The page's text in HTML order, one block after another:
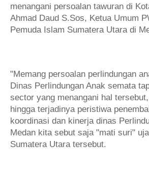
menangani persoalan tawuran di
Ahmad Daud S.Sos, Ketua Umum
Pemuda Islam Sumatera Utara di
"Memang persoalan perlindungan
Dinas Perlindungan Anak semata
sector yang menangani hal
hingga terjadinya peristiwa
koordinasi dan kinerja dinas
Medan kita sebut saja "mati suri"
Sumatera Utara tersebut.